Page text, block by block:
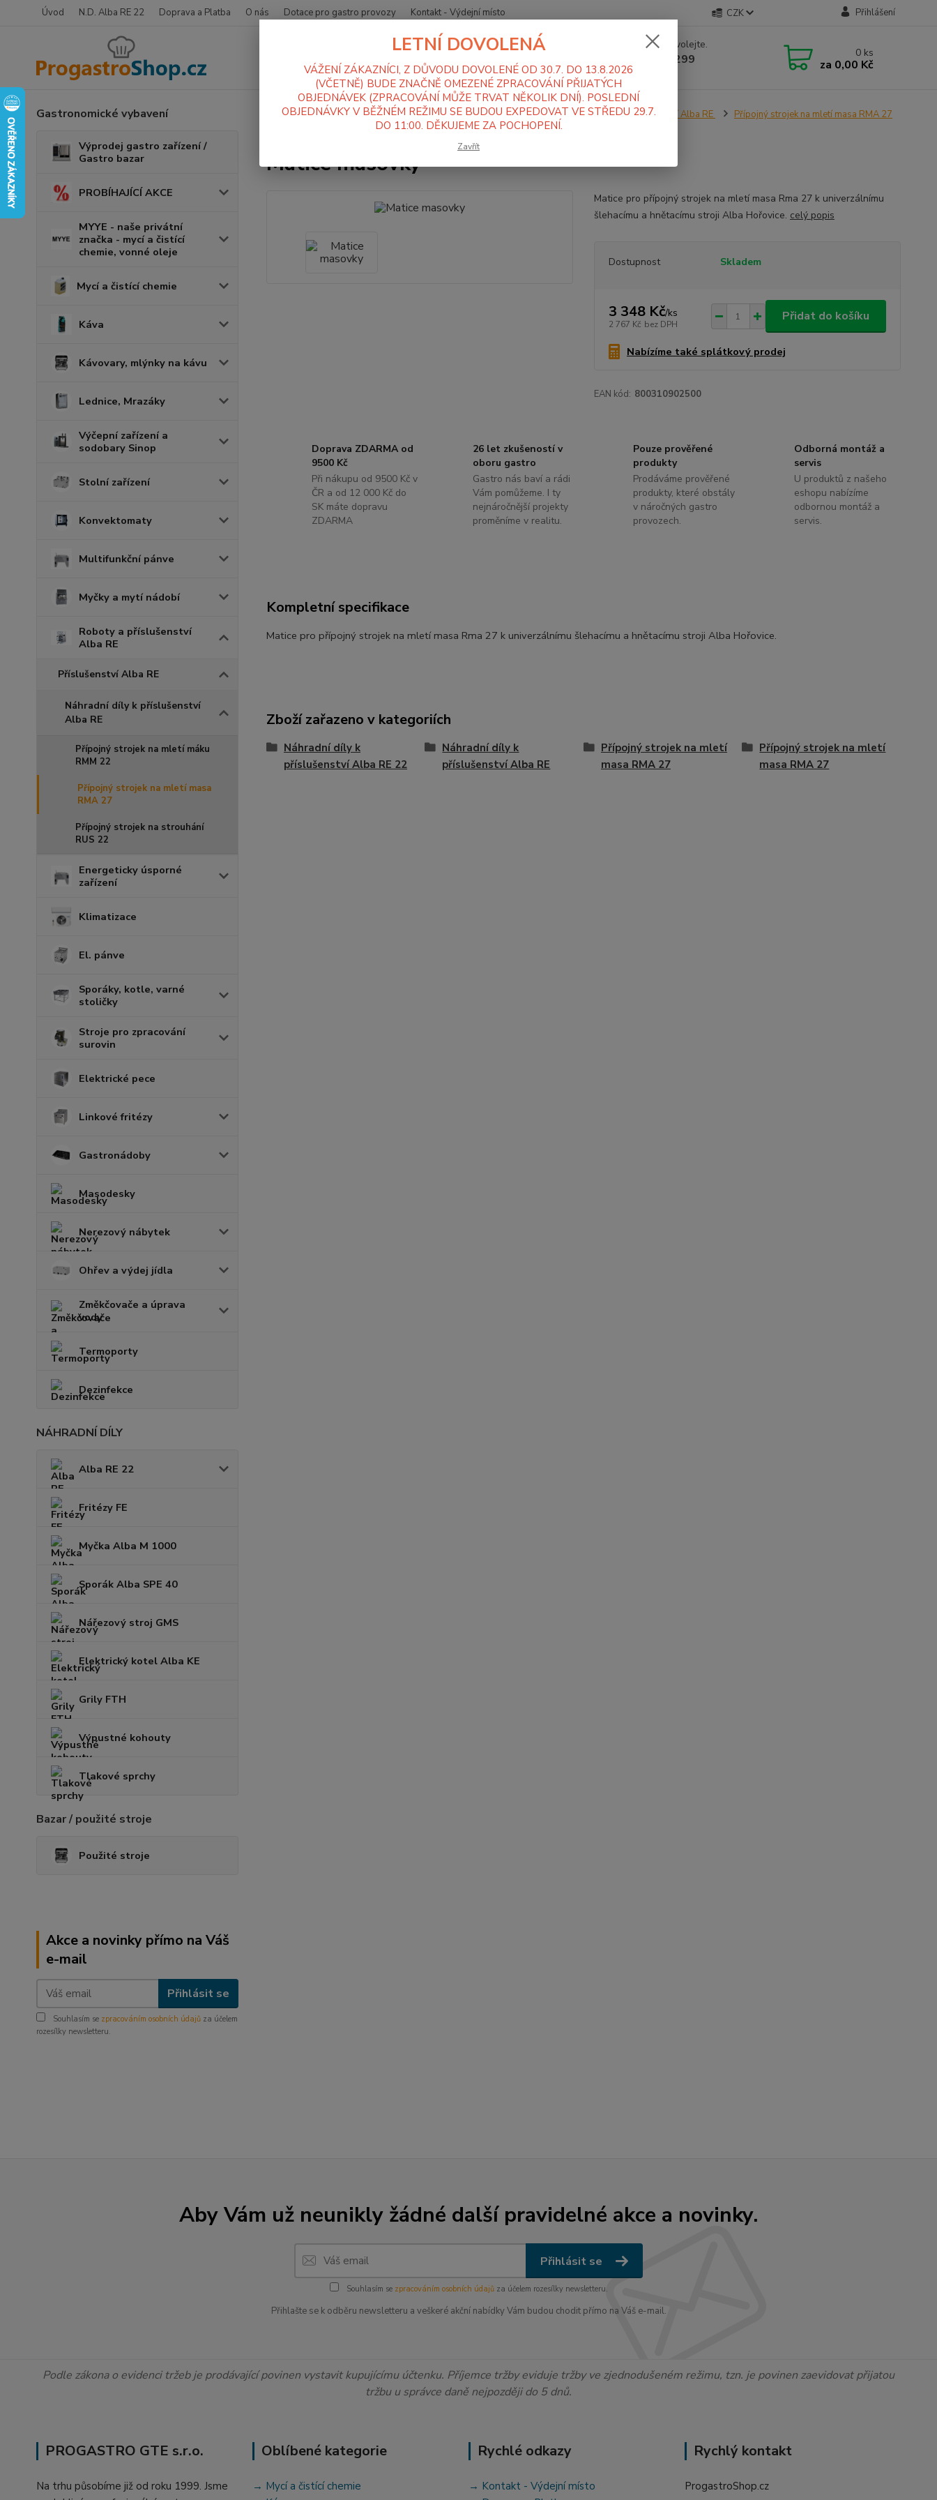
Úvod N.D. Alba RE 22 Doprava a Platba O nás Dotace pro gastro provozy Kontakt - Výdejní místo CZK Přihlášení
Nevíte si rady? Zavolejte.
+420 519 411 299
Po-Pá 7-16 hod
0 ks
za 0,00 Kč
Gastronomické vybavení
Výprodej gastro zařízení /
Gastro bazar
PROBÍHAJÍCÍ AKCE
MYYE - naše privátní
značka - mycí a čistící
chemie, vonné oleje
Mycí a čistící chemie
Káva
Kávovary, mlýnky na kávu
Lednice, Mrazáky
Výčepní zařízení a
sodobary Sinop
Stolní zařízení
Konvektomaty
Multifunkční pánve
Myčky a mytí nádobí
Roboty a příslušenství
Alba RE
Příslušenství Alba RE
Náhradní díly k příslušenství
Alba RE
Přípojný strojek na mletí máku
RMM 22
Přípojný strojek na mletí masa
RMA 27
Přípojný strojek na strouhání
RUS 22
Energeticky úsporné
zařízení
Klimatizace
El. pánve
Sporáky, kotle, varné
stoličky
Stroje pro zpracování
surovin
Elektrické pece
Linkové fritézy
Gastronádoby
Masodesky
Nerezový nábytek
Ohřev a výdej jídla
Změkčovače a úprava
vody
Termoporty
Dezinfekce
NÁHRADNÍ DÍLY
Alba RE 22
Fritézy FE
Myčka Alba M 1000
Sporák Alba SPE 40
Nářezový stroj GMS
Elektrický kotel Alba KE
Grily FTH
Výpustné kohouty
Tlakové sprchy
Bazar / použité stroje
Použité stroje
Akce a novinky přímo na Váš
e-mail
Přihlásit se
Souhlasím se zpracováním osobních údajů za účelem
rozesílky newsletteru.
Úvod Roboty a příslušenství Alba RE Příslušenství Alba RE Náhradní díly k příslušenství Alba RE
Přípojný strojek na mletí masa RMA 27
Matice masovky
Matice pro přípojný strojek na mletí masa Rma 27 k univerzálnímu
šlehacímu a hnětacímu stroji Alba Hořovice. celý popis
Dostupnost Skladem
3 348 Kč/ks
2 767 Kč bez DPH
Přidat do košíku
Nabízíme také splátkový prodej
EAN kód: 800310902500
Doprava ZDARMA od
9500 Kč
Při nákupu od 9500 Kč v
ČR a od 12 000 Kč do
SK máte dopravu
ZDARMA
26 let zkušeností v
oboru gastro
Gastro nás baví a rádi
Vám pomůžeme. I ty
nejnáročnější projekty
proměníme v realitu.
Pouze prověřené
produkty
Prodáváme prověřené
produkty, které obstály
v náročných gastro
provozech.
Odborná montáž a
servis
U produktů z našeho
eshopu nabízíme
odbornou montáž a
servis.
Kompletní specifikace
Matice pro přípojný strojek na mletí masa Rma 27 k univerzálnímu šlehacímu a hnětacímu stroji Alba Hořovice.
Zboží zařazeno v kategoriích
Náhradní díly k
příslušenství Alba RE 22
Náhradní díly k
příslušenství Alba RE
Přípojný strojek na mletí
masa RMA 27
Přípojný strojek na mletí
masa RMA 27
Aby Vám už neunikly žádné další pravidelné akce a novinky.
Přihlásit se
Souhlasím se zpracováním osobních údajůza účelem rozesílky newsletteru.
Přihlašte se k odběru newsletteru a veškeré akční nabídky Vám budou chodit přímo na Váš e-mail.
Podle zákona o evidenci tržeb je prodávající povinen vystavit kupujícímu účtenku. Příjemce tržby eviduje tržby ve zjednodušeném režimu, tzn. je povinen zaevidovat přijatou
tržbu u správce daně nejpozději do 5 dnů.
PROGASTRO GTE s.r.o.
Na trhu působíme již od roku 1999. Jsme
Oblíbené kategorie
→ Mycí a čistící chemie
Rychlé odkazy
→ Kontakt - Výdejní místo
Rychlý kontakt
ProgastroShop.cz
LETNÍ DOVOLENÁ
VÁŽENÍ ZÁKAZNÍCI, Z DŮVODU DOVOLENÉ OD 30.7. DO 13.8.2026
(VČETNĚ) BUDE ZNAČNĚ OMEZENÉ ZPRACOVÁNÍ PŘIJATÝCH
OBJEDNÁVEK (ZPRACOVÁNÍ MŮŽE TRVAT NĚKOLIK DNÍ). POSLEDNÍ
OBJEDNÁVKY V BĚŽNÉM REŽIMU SE BUDOU EXPEDOVAT VE STŘEDU 29.7.
DO 11:00. DĚKUJEME ZA POCHOPENÍ.
Zavřít